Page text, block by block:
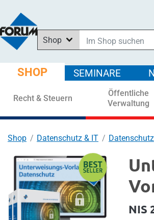
Shop
In News suchen
In Downloads suchen
In Seminaren suchen
SHOP SEMINARE
Recht & Steuern
Öffentliche
Verwaltung
Shop Datenschutz & IT Datenschutz
NIS